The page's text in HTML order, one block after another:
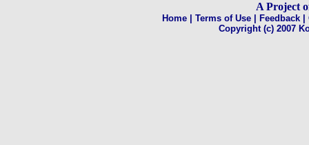
A Project
Home | Terms of Use | Feedback
Copyright (c) 2007